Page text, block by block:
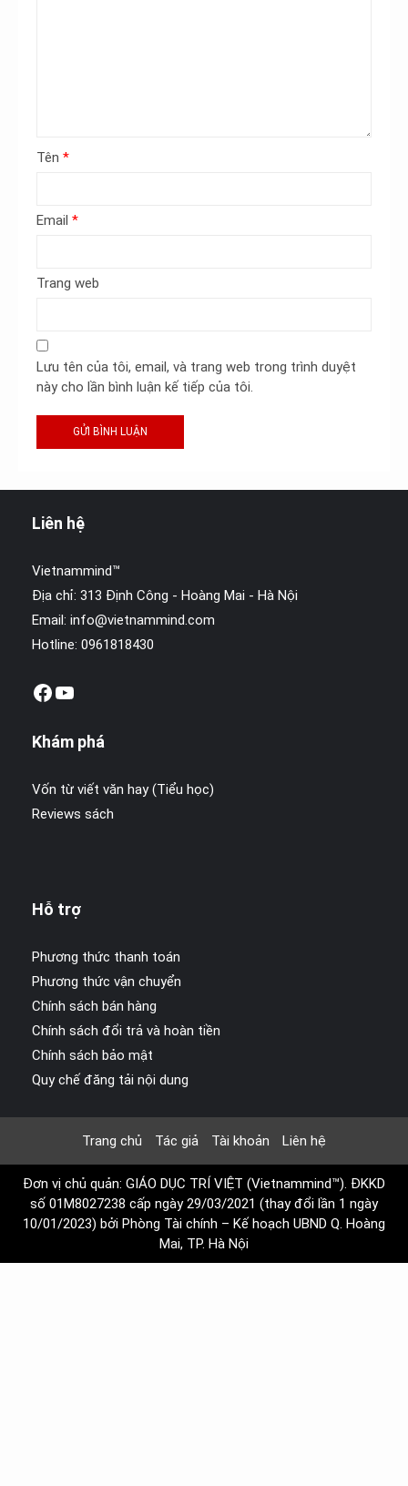
Tên *
Email *
Trang web
Lưu tên của tôi, email, và trang web trong trình duyệt
này cho lần bình luận kế tiếp của tôi.
Liên hệ
Vietnammind™
Địa chỉ: 313 Định Công - Hoàng Mai - Hà Nội
Email: info@vietnammind.com
Hotline: 0961818430
Facebook
Youtube
Khám phá
Vốn từ viết văn hay (Tiểu học)
Reviews sách
Hỗ trợ
Phương thức thanh toán
Phương thức vận chuyển
Chính sách bán hàng
Chính sách đổi trả và hoàn tiền
Chính sách bảo mật
Quy chế đăng tải nội dung
Trang chủ Tác giả Tài khoản Liên hệ
Đơn vị chủ quản: GIÁO DỤC TRÍ VIỆT (Vietnammind™). ĐKKD
số 01M8027238 cấp ngày 29/03/2021 (thay đổi lần 1 ngày
10/01/2023) bởi Phòng Tài chính – Kế hoạch UBND Q. Hoàng
Mai, TP. Hà Nội